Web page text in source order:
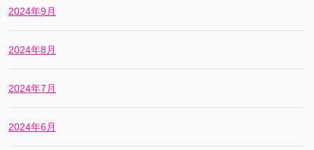
2024年9月
2024年8月
2024年7月
2024年6月